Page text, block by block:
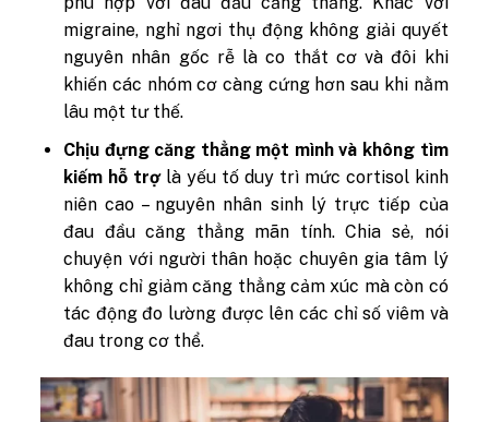
migraine, nghỉ ngơi thụ động không giải quyết
nguyên nhân gốc rễ là co thắt cơ và đôi khi
khiến các nhóm cơ càng cứng hơn sau khi nằm
lâu một tư thế.
Chịu đựng căng thẳng một mình và không tìm
kiếm hỗ trợlà yếu tố duy trì mức cortisol kinh
niên cao – nguyên nhân sinh lý trực tiếp của
đau đầu căng thẳng mãn tính. Chia sẻ, nói
chuyện với người thân hoặc chuyên gia tâm lý
không chỉ giảm căng thẳng cảm xúc mà còn có
tác động đo lường được lên các chỉ số viêm và
đau trong cơ thể.